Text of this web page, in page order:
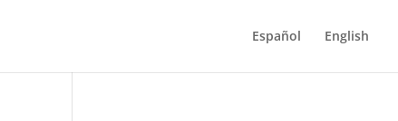
Español English